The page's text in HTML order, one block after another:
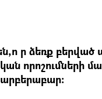
ր ձեռք բերված
որոշումների